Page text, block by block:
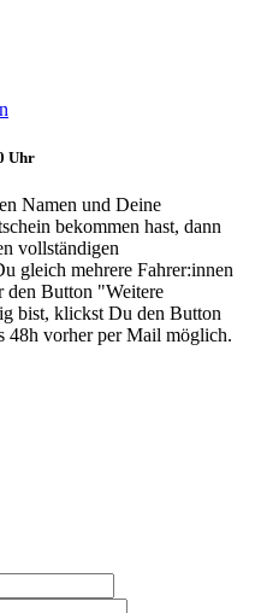
Uhr
Namen und Deine
bekommen hast, dann
vollständigen
gleich mehrere Fahrer:innen
den Button "Weitere
bist, klickst Du den Button
48h vorher per Mail möglich.